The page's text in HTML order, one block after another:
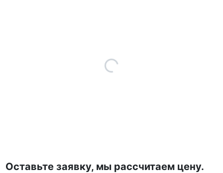
Оставьте заявку, мы рассчитаем цену.